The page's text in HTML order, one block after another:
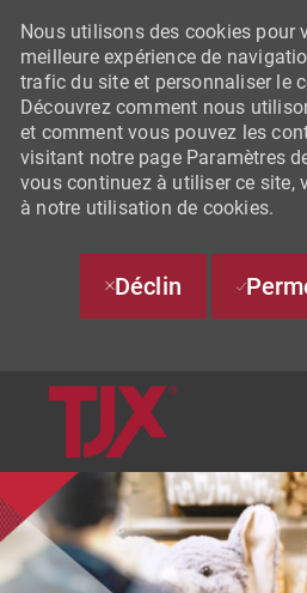
SKIP TO MAIN
Nous utilisons des cookies pour
meilleure expérience de
trafic du site et personnaliser le
Découvrez comment nous
et comment vous pouvez les
visitant notre page Paramètres
vous continuez à utiliser ce site,
à notre utilisation de cookies.
Déclin